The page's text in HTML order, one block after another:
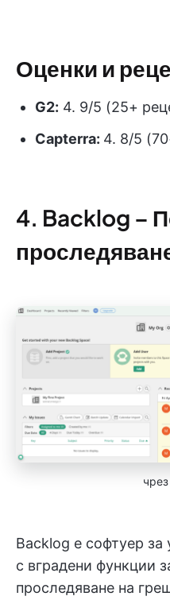
Оценки и
G2: 4. 9/5 (25+
Capterra: 4. 8/5
4. Backlog –
чрез
Backlog е софтуер за
с вградени функции
проследяване на